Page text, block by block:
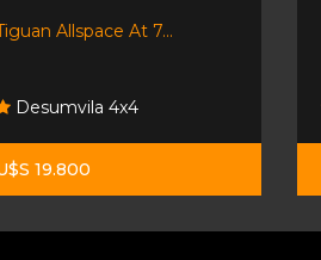
Allspace At 7...
Desumvila 4x4
19.800